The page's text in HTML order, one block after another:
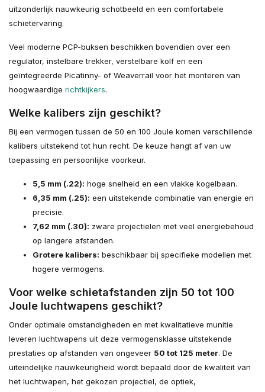
uitzonderlijk nauwkeurig schotbeeld en een comfortabele
schietervaring.
Veel moderne PCP-buksen beschikken bovendien over een
regulator, instelbare trekker, verstelbare kolf en een
geïntegreerde Picatinny- of Weaverrail voor het monteren van
hoogwaardige richtkijkers.
Welke kalibers zijn geschikt?
Bij een vermogen tussen de 50 en 100 Joule komen verschillende
kalibers uitstekend tot hun recht. De keuze hangt af van uw
toepassing en persoonlijke voorkeur.
5,5 mm (.22): hoge snelheid en een vlakke kogelbaan.
6,35 mm (.25): een uitstekende combinatie van energie en
precisie.
7,62 mm (.30): zware projectielen met veel energiebehoud
op langere afstanden.
Grotere kalibers: beschikbaar bij specifieke modellen met
hogere vermogens.
Voor welke schietafstanden zijn 50 tot 100
Joule luchtwapens geschikt?
Onder optimale omstandigheden en met kwalitatieve munitie
leveren luchtwapens uit deze vermogensklasse uitstekende
prestaties op afstanden van ongeveer 50 tot 125 meter. De
uiteindelijke nauwkeurigheid wordt bepaald door de kwaliteit van
het luchtwapen, het gekozen projectiel, de optiek,